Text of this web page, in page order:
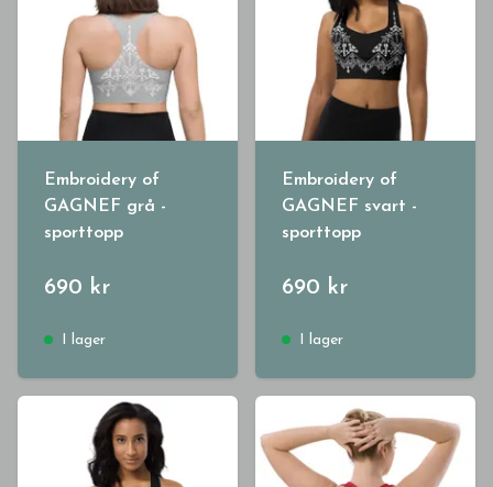
Embroidery of
GAGNEF grå -
sporttopp
690 kr
I lager
Embroidery of
GAGNEF svart -
sporttopp
690 kr
I lager